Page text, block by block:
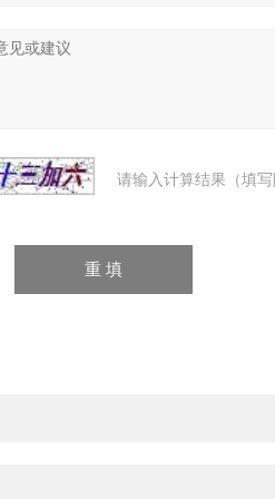
请输入计算结果（填